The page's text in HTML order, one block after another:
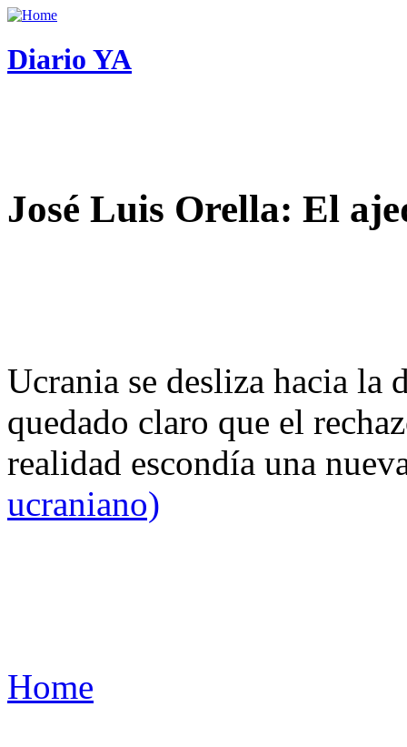
Diario YA
José Luis Orella: El
Ucrania se desliza hacia
quedado claro que el
realidad escondía una
ucraniano)
Home